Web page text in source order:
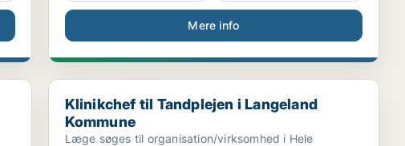
Mere info
Klinikchef til Tandplejen i Langeland Kommune
Klinikchef til Tandplejen i Langeland
Kommune
Læge søges til organisation/virksomhed i Hele